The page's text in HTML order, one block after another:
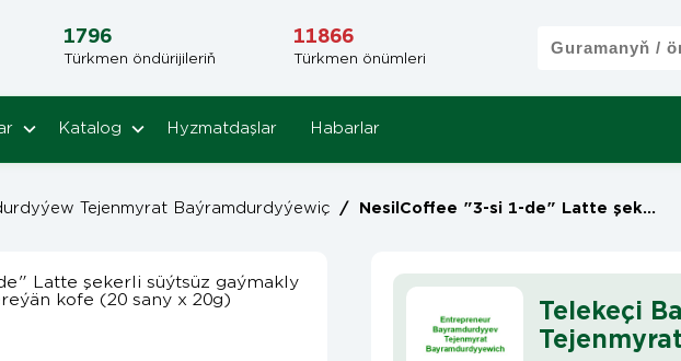
1796
Türkmen öndürijileriň
11866
Türkmen önümleri
Katalog Hyzmatdaşlar Habarlar
Tejenmyrat Baýramdurdyýewiç / NesilCoffee "3-si 1-de" Latte şekerli süýtsüz gaýmakly we kädi hoşboý ysly ereýän kofe (20 sany x 20g)
Telekeçi